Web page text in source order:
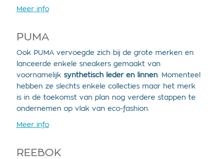
Meer info
PUMA
Ook PUMA vervoegde zich bij de grote merken en
lanceerde enkele sneakers gemaakt van
voornamelijk synthetisch leder en linnen. Momenteel
hebben ze slechts enkele collecties maar het merk
is in de toekomst van plan nog verdere stappen te
ondernemen op vlak van eco-fashion.
Meer info
REEBOK